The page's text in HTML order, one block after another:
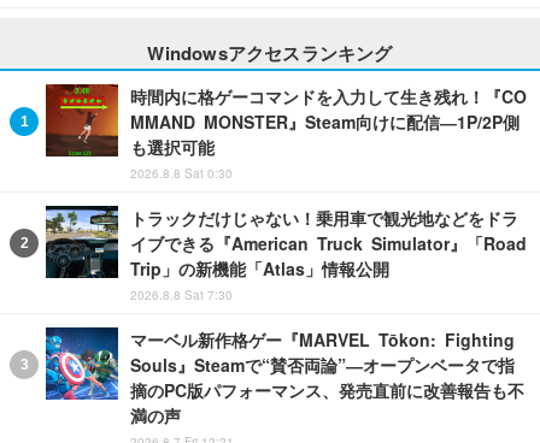
Windowsアクセスランキング
時間内に格ゲーコマンドを入力して生き残れ！『CO
MMAND MONSTER』Steam向けに配信―1P/2P側
も選択可能
2026.8.8 Sat 0:30
トラックだけじゃない！乗用車で観光地などをドラ
イブできる『American Truck Simulator』「Road
Trip」の新機能「Atlas」情報公開
2026.8.8 Sat 7:30
マーベル新作格ゲー『MARVEL Tōkon: Fighting
Souls』Steamで“賛否両論”―オープンベータで指
摘のPC版パフォーマンス、発売直前に改善報告も不
満の声